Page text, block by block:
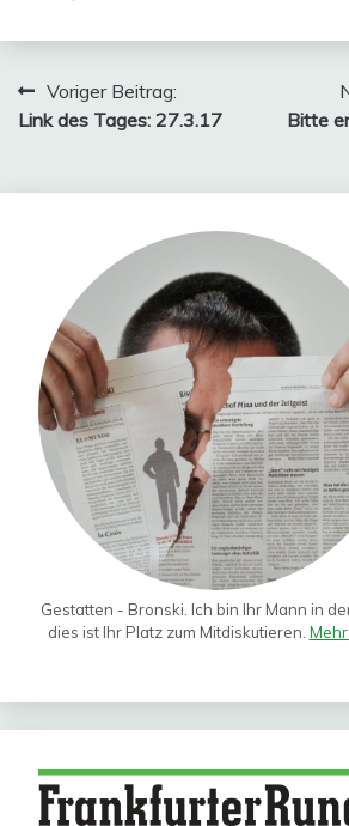
Beitragsnavigation
Voriger Beitrag:
Link des Tages: 27.3.17
Bitte
Gestatten - Bronski. Ich bin Ihr Mann in
dies ist Ihr Platz zum Mitdiskutieren. Mehr